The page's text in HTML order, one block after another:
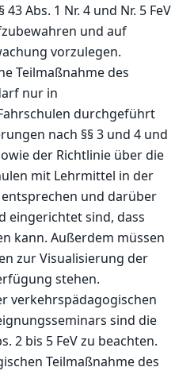
Abs. 1 Nr. 4 und Nr. 5 FeV
und auf
vorzulegen.
Teilmaßnahme des
nur in
durchgeführt
nach §§ 3 und 4 und
der Richtlinie über die
mit Lehrmittel in der
und darüber
eingerichtet sind, dass
kann. Außerdem müssen
zur Visualisierung der
stehen.
verkehrspädagogischen
sind die
2 bis 5 FeV zu beachten.
Teilmaßnahme des